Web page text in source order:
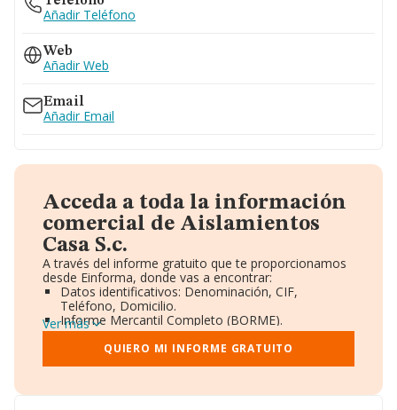
Añadir Teléfono
Web
Añadir Web
Email
Añadir Email
Acceda a toda la información
comercial de Aislamientos
Casa S.c.
A través del informe gratuito que te proporcionamos
desde Einforma, donde vas a encontrar:
Datos identificativos: Denominación, CIF,
Teléfono, Domicilio.
Informe Mercantil Completo (BORME).
Gráficos de Evolución Ventas y Empleados.
Consejo de Administración y Administradores.
Directivos y Ejecutivos.
Ver más
QUIERO MI INFORME GRATUITO